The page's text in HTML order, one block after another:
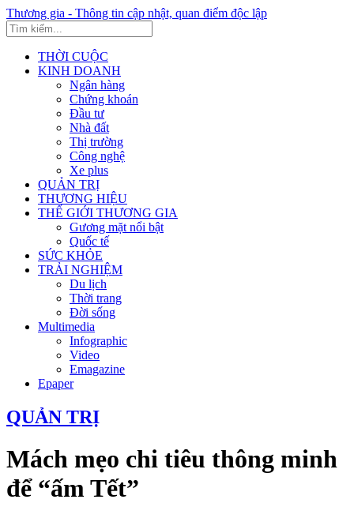
Thương gia - Thông tin cập nhật, quan điểm độc lập
THỜI CUỘC
KINH DOANH
Ngân hàng
Chứng khoán
Đầu tư
Nhà đất
Thị trường
Công nghệ
Xe plus
QUẢN TRỊ
THƯƠNG HIỆU
THẾ GIỚI THƯƠNG GIA
Gương mặt nổi bật
Quốc tế
SỨC KHỎE
TRẢI NGHIỆM
Du lịch
Thời trang
Đời sống
Multimedia
Infographic
Video
Emagazine
Epaper
QUẢN TRỊ
Mách mẹo chi tiêu thông minh
để “ấm Tết”